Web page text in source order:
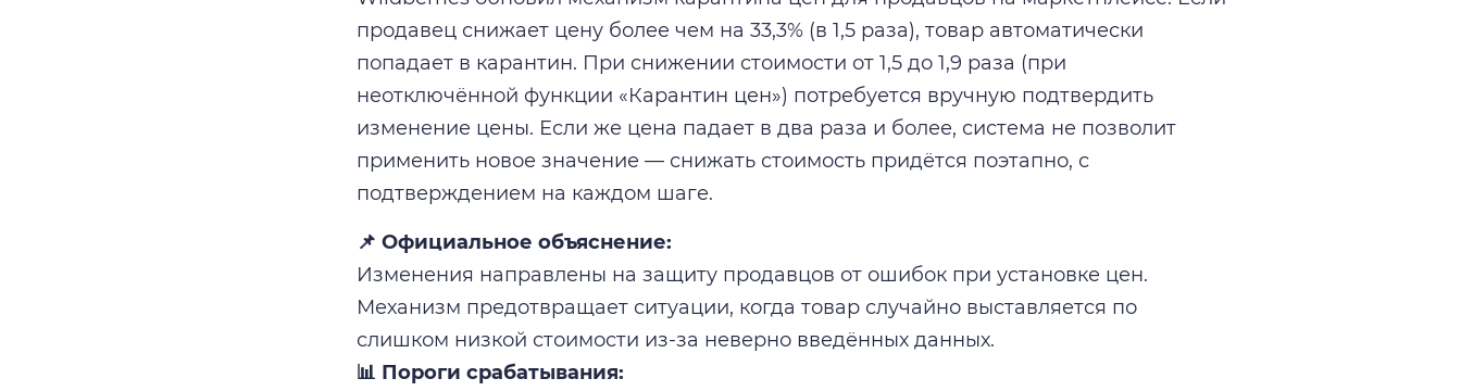
продавец снижает цену более чем на 33,3% (в 1,5 раза), товар автоматически
попадает в карантин. При снижении стоимости от 1,5 до 1,9 раза (при
неотключённой функции «Карантин цен») потребуется вручную подтвердить
изменение цены. Если же цена падает в два раза и более, система не позволит
применить новое значение — снижать стоимость придётся поэтапно, с
подтверждением на каждом шаге.
📌 Официальное объяснение:
Изменения направлены на защиту продавцов от ошибок при установке цен.
Механизм предотвращает ситуации, когда товар случайно выставляется по
слишком низкой стоимости из-за неверно введённых данных.
📊 Пороги срабатывания: